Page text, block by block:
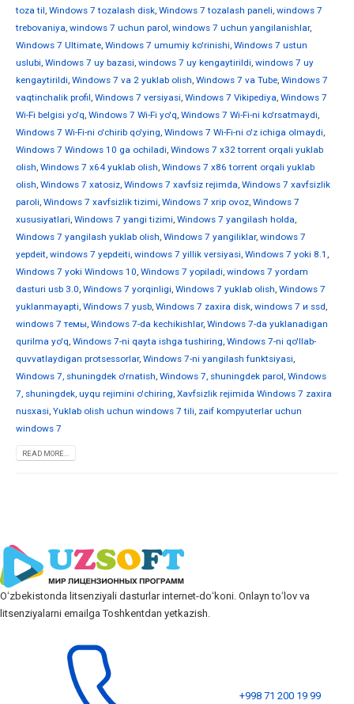
toza til, Windows 7 tozalash disk, Windows 7 tozalash paneli, windows 7
trebovaniya, windows 7 uchun parol, windows 7 uchun yangilanishlar,
Windows 7 Ultimate, Windows 7 umumiy ko'rinishi, Windows 7 ustun
uslubi, Windows 7 uy bazasi, windows 7 uy kengaytirildi, windows 7 uy
kengaytirildi, Windows 7 va 2 yuklab olish, Windows 7 va Tube, Windows 7
vaqtinchalik profil, Windows 7 versiyasi, Windows 7 Vikipediya, Windows 7
Wi-Fi belgisi yo'q, Windows 7 Wi-Fi yo'q, Windows 7 Wi-Fi-ni ko'rsatmaydi,
Windows 7 Wi-Fi-ni o'chirib qo'ying, Windows 7 Wi-Fi-ni o'z ichiga olmaydi,
Windows 7 Windows 10 ga ochiladi, Windows 7 x32 torrent orqali yuklab
olish, Windows 7 x64 yuklab olish, Windows 7 x86 torrent orqali yuklab
olish, Windows 7 xatosiz, Windows 7 xavfsiz rejimda, Windows 7 xavfsizlik
paroli, Windows 7 xavfsizlik tizimi, Windows 7 xrip ovoz, Windows 7
xususiyatlari, Windows 7 yangi tizimi, Windows 7 yangilash holda,
Windows 7 yangilash yuklab olish, Windows 7 yangiliklar, windows 7
yepdeit, windows 7 yepdeiti, windows 7 yillik versiyasi, Windows 7 yoki 8.1 ,
Windows 7 yoki Windows 10, Windows 7 yopiladi, windows 7 yordam
dasturi usb 3.0, Windows 7 yorqinligi, Windows 7 yuklab olish, Windows 7
yuklanmayapti, Windows 7 yusb, Windows 7 zaxira disk, windows 7 и ssd,
windows 7 темы, Windows 7-da kechikishlar, Windows 7-da yuklanadigan
qurilma yo'q, Windows 7-ni qayta ishga tushiring, Windows 7-ni qo'llab-
quvvatlaydigan protsessorlar, Windows 7-ni yangilash funktsiyasi,
Windows 7, shuningdek o'rnatish, Windows 7, shuningdek parol, Windows
7, shuningdek, uyqu rejimini o'chiring, Xavfsizlik rejimida Windows 7 zaxira
nusxasi, Yuklab olish uchun windows 7 tili, zaif kompyuterlar uchun
windows 7
READ MORE...
Oʻzbekistonda litsenziyali dasturlar internet-doʻkoni. Onlayn toʻlov va
litsenziyalarni emailga Toshkentdan yetkazish.
+998 71 200 19 99